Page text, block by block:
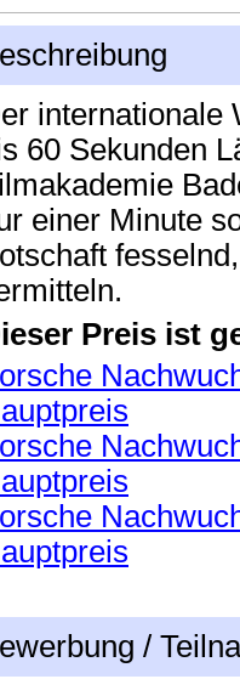
internationale
60 Sekunden
einer Minute
Preis ist
/